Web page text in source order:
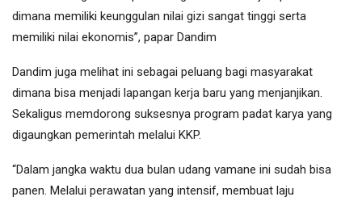
dimana memiliki keunggulan nilai gizi sangat tinggi serta
memiliki nilai ekonomis”, papar Dandim
Dandim juga melihat ini sebagai peluang bagi masyarakat
dimana bisa menjadi lapangan kerja baru yang menjanjikan.
Sekaligus memdorong suksesnya program padat karya yang
digaungkan pemerintah melalui KKP.
“Dalam jangka waktu dua bulan udang vamane ini sudah bisa
panen. Melalui perawatan yang intensif, membuat laju